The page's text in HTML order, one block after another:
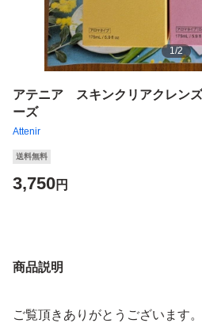
1/2
アテニア スキンクリアクレ
ーズ
Attenir
送料無料
3,750円
商品説明
ご覧頂きありがとうございます。